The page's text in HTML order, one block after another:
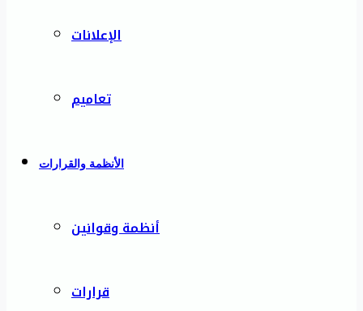
الإعلانات
تعاميم
الأنظمة والقرارات
أنظمة وقوانين
قرارات